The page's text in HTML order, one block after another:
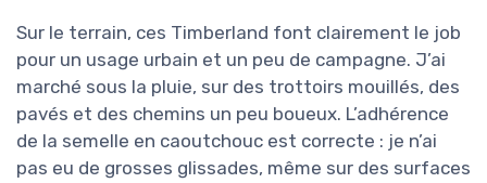
Sur le terrain, ces Timberland font clairement le job
pour un usage urbain et un peu de campagne. J’ai
marché sous la pluie, sur des trottoirs mouillés, des
pavés et des chemins un peu boueux. L’adhérence
de la semelle en caoutchouc est correcte : je n’ai
pas eu de grosses glissades, même sur des surfaces